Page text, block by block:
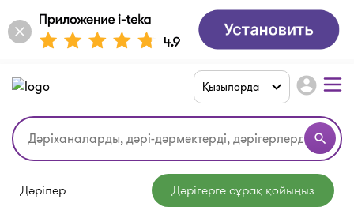
search
Қызылорда account_circle
Дәрілер Дәрігерге сұрақ қойыңыз